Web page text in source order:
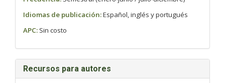
Idiomas de publicación:Español, inglés y portugués
APC: Sin costo
Recursos para autores